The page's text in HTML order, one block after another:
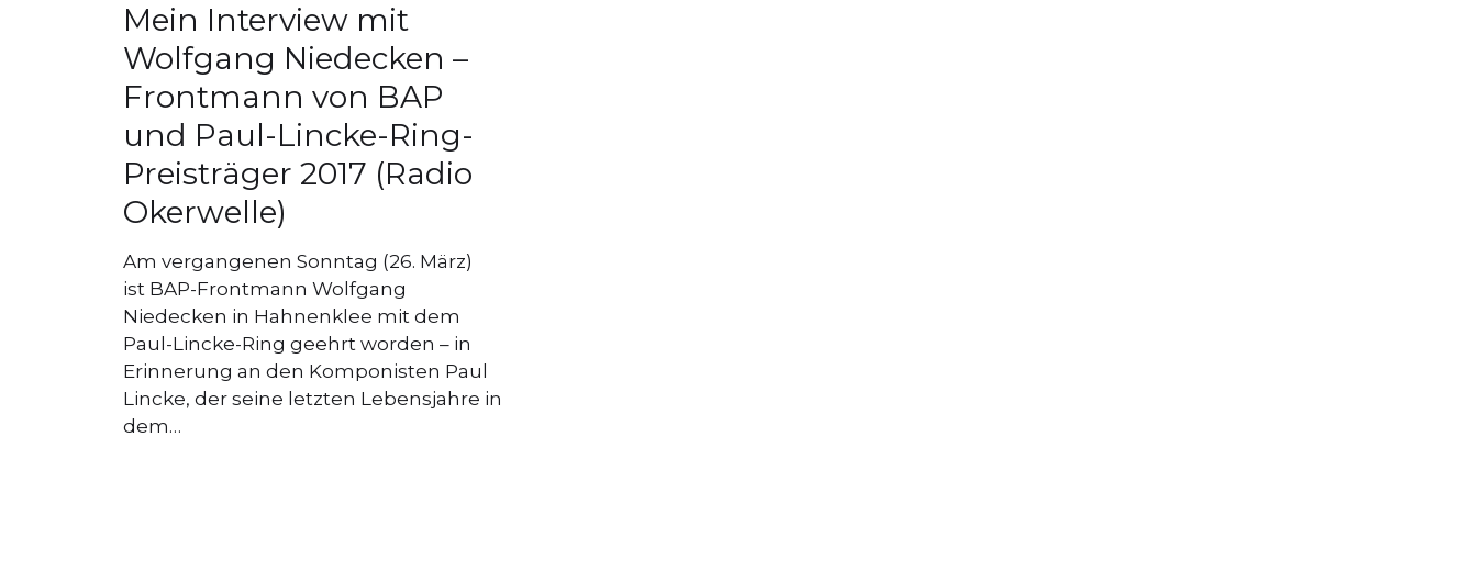
Mein Interview mit
Wolfgang Niedecken –
Frontmann von BAP
und Paul-Lincke-Ring-
Preisträger 2017 (Radio
Okerwelle)
Am vergangenen Sonntag (26. März)
ist BAP-Frontmann Wolfgang
Niedecken in Hahnenklee mit dem
Paul-Lincke-Ring geehrt worden – in
Erinnerung an den Komponisten Paul
Lincke, der seine letzten Lebensjahre in
dem…